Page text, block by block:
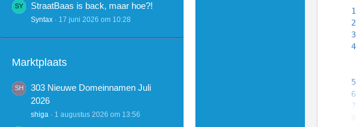
StraatBaas is back, maar hoe?!
Syntax 17 juni 2026 om 10:28
Marktplaats
303 Nieuwe Domeinnamen Juli
2026
shiga 1 augustus 2026 om 13:56